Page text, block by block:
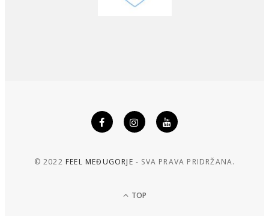
© 2022 FEEL MEĐUGORJE - SVA PRAVA PRIDRŽANA.
TOP